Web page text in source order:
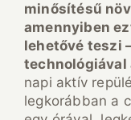
minősítésű
amennyiben
lehetővé teszi
technológiával
napi aktív
legkorábban a